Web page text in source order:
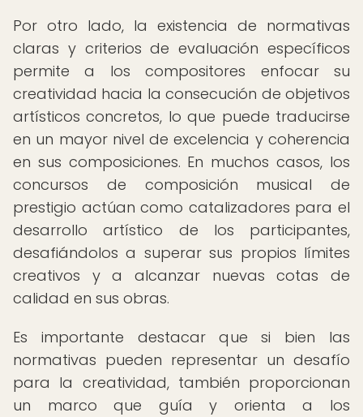
Por otro lado, la existencia de normativas
claras y criterios de evaluación específicos
permite a los compositores enfocar su
creatividad hacia la consecución de objetivos
artísticos concretos, lo que puede traducirse
en un mayor nivel de excelencia y coherencia
en sus composiciones. En muchos casos, los
concursos de composición musical de
prestigio actúan como catalizadores para el
desarrollo artístico de los participantes,
desafiándolos a superar sus propios límites
creativos y a alcanzar nuevas cotas de
calidad en sus obras.
Es importante destacar que si bien las
normativas pueden representar un desafío
para la creatividad, también proporcionan
un marco que guía y orienta a los